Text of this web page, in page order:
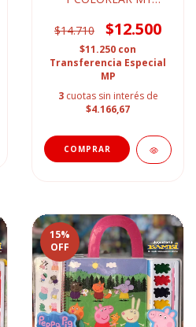
$14.710
$12.500
$11.250 con
Transferencia Especial
MP
3 cuotas sin interés de
$4.166,67
15%
OFF